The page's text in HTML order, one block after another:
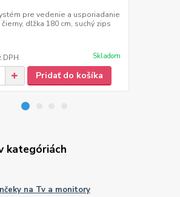
pre vedenie a usporiadanie
dľžka 180 cm, suchý zips
DPH Skladom
Pridať do košíka
kategóriách
na Tv a monitory